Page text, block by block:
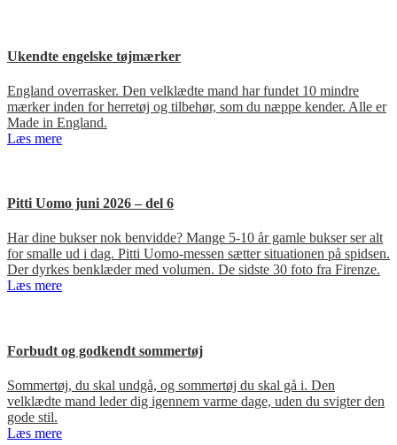
Ukendte engelske tøjmærker
England overrasker. Den velklædte mand har fundet 10 mindre
mærker inden for herretøj og tilbehør, som du næppe kender. Alle er
Made in England.
Læs mere
Pitti Uomo juni 2026 – del 6
Har dine bukser nok benvidde? Mange 5-10 år gamle bukser ser alt
for smalle ud i dag. Pitti Uomo-messen sætter situationen på spidsen.
Der dyrkes benklæder med volumen. De sidste 30 foto fra Firenze.
Læs mere
Forbudt og godkendt sommertøj
Sommertøj, du skal undgå, og sommertøj du skal gå i. Den
velklædte mand leder dig igennem varme dage, uden du svigter den
gode stil.
Læs mere